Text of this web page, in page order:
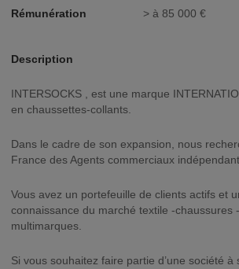
Rémunération > à 85 000 €
Description
INTERSOCKS , est une marque INTERNATIONALE. spécialisée
en chaussettes-collants.
Dans le cadre de son expansion, nous
France des Agents commerciaux
Vous avez un portefeuille de clients actifs et
connaissance du marché textile -chaussures
multimarques.
Si vous souhaitez faire partie d’une société à